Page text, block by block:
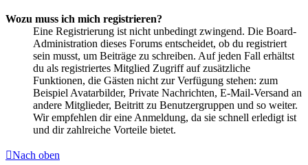
Wozu muss ich mich registrieren?
Eine Registrierung ist nicht unbedingt zwingend. Die Board-
Administration dieses Forums entscheidet, ob du registriert
sein musst, um Beiträge zu schreiben. Auf jeden Fall erhältst
du als registriertes Mitglied Zugriff auf zusätzliche
Funktionen, die Gästen nicht zur Verfügung stehen: zum
Beispiel Avatarbilder, Private Nachrichten, E-Mail-Versand an
andere Mitglieder, Beitritt zu Benutzergruppen und so weiter.
Wir empfehlen dir eine Anmeldung, da sie schnell erledigt ist
und dir zahlreiche Vorteile bietet.
Nach oben